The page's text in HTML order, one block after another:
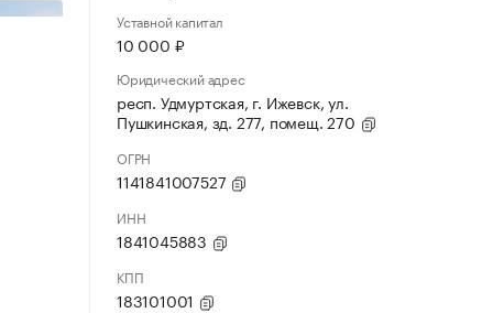
Уставной капитал
10 000 ₽
Юридический адрес
респ. Удмуртская, г. Ижевск, ул.
Пушкинская, зд. 277, помещ. 270
ОГРН
1141841007527
ИНН
1841045883
КПП
183101001